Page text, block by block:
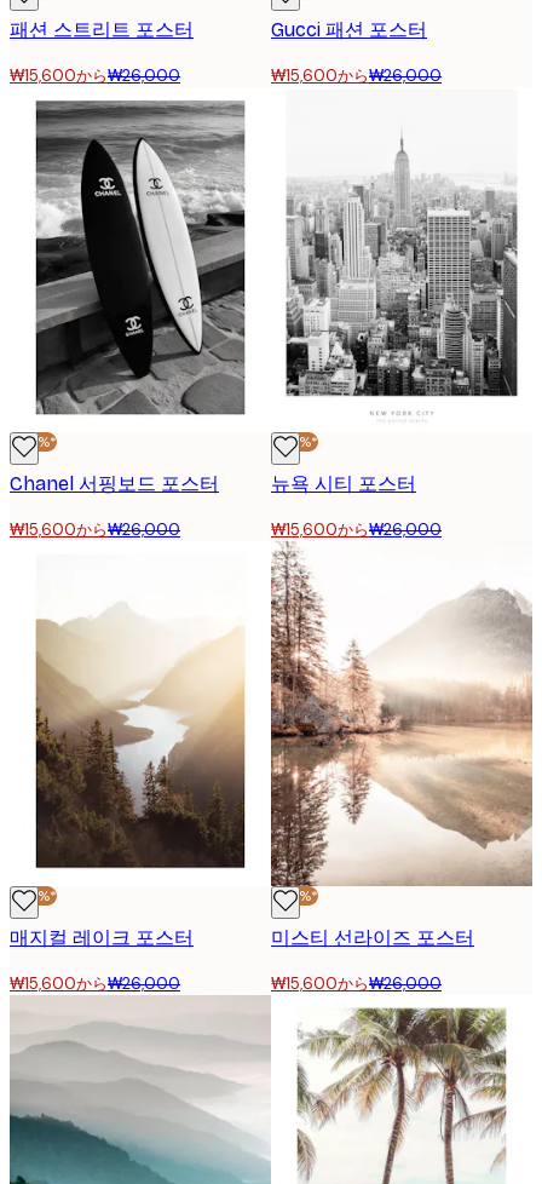
패션 스트리트 포스터
₩15,600から₩26,000
Gucci 패션 포스터
₩15,600から₩26,000
-40%*
Chanel 서핑보드 포스터
₩15,600から₩26,000
-40%*
뉴욕 시티 포스터
₩15,600から₩26,000
-40%*
매지컬 레이크 포스터
₩15,600から₩26,000
-40%*
미스티 선라이즈 포스터
₩15,600から₩26,000